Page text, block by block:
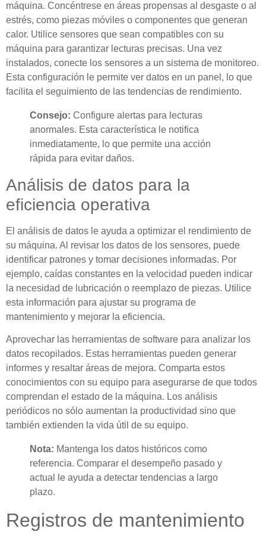
máquina. Concéntrese en áreas propensas al desgaste o al
estrés, como piezas móviles o componentes que generan
calor. Utilice sensores que sean compatibles con su
máquina para garantizar lecturas precisas. Una vez
instalados, conecte los sensores a un sistema de monitoreo.
Esta configuración le permite ver datos en un panel, lo que
facilita el seguimiento de las tendencias de rendimiento.
Consejo: Configure alertas para lecturas
anormales. Esta característica le notifica
inmediatamente, lo que permite una acción
rápida para evitar daños.
Análisis de datos para la
eficiencia operativa
El análisis de datos le ayuda a optimizar el rendimiento de
su máquina. Al revisar los datos de los sensores, puede
identificar patrones y tomar decisiones informadas. Por
ejemplo, caídas constantes en la velocidad pueden indicar
la necesidad de lubricación o reemplazo de piezas. Utilice
esta información para ajustar su programa de
mantenimiento y mejorar la eficiencia.
Aprovechar las herramientas de software para analizar los
datos recopilados. Estas herramientas pueden generar
informes y resaltar áreas de mejora. Comparta estos
conocimientos con su equipo para asegurarse de que todos
comprendan el estado de la máquina. Los análisis
periódicos no sólo aumentan la productividad sino que
también extienden la vida útil de su equipo.
Nota: Mantenga los datos históricos como
referencia. Comparar el desempeño pasado y
actual le ayuda a detectar tendencias a largo
plazo.
Registros de mantenimiento